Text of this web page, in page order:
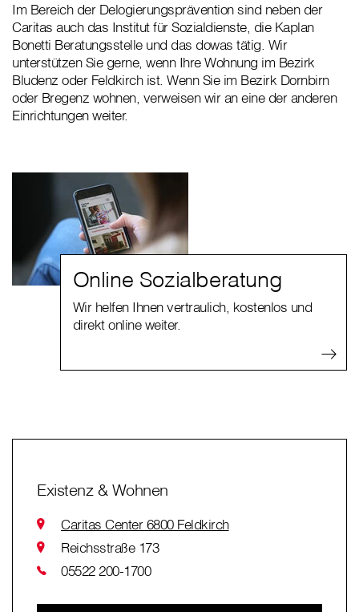
Im Bereich der Delogierungsprävention sind neben der
Caritas auch das Institut für Sozialdienste, die Kaplan
Bonetti Beratungsstelle und das dowas tätig. Wir
unterstützen Sie gerne, wenn Ihre Wohnung im Bezirk
Bludenz oder Feldkirch ist. Wenn Sie im Bezirk Dornbirn
oder Bregenz wohnen, verweisen wir an eine der anderen
Einrichtungen weiter.
Online Sozialberatung
Wir helfen Ihnen vertraulich, kostenlos und
direkt online weiter.
Existenz & Wohnen
Caritas Center 6800 Feldkirch
Reichsstraße 173
05522 200-1700